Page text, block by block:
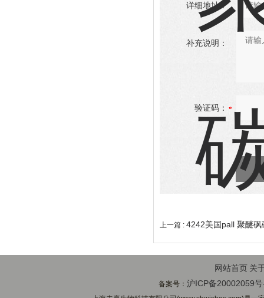
详细地址：
补充说明：
验证码：
上一篇 : 4242美国pall 聚醚
网站首页 关
备案号：沪ICP备20002059